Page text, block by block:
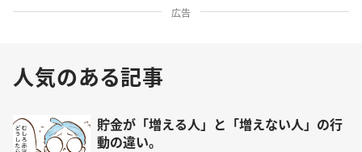
広告
人気のある記事
貯金が「増える人」と「増えない人」の行
動の違い。